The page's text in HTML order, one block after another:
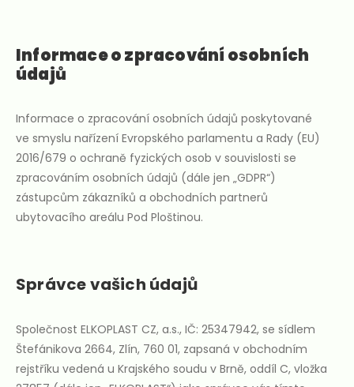
Informace o zpracování osobních
údajů
Informace o zpracování osobních údajů poskytované
ve smyslu nařízení Evropského parlamentu a Rady (EU)
2016/679 o ochraně fyzických osob v souvislosti se
zpracováním osobních údajů (dále jen „GDPR“)
zástupcům zákazníků a obchodních partnerů
ubytovacího areálu Pod Ploštinou.
Správce vašich údajů
Společnost ELKOPLAST CZ, a.s., IČ: 25347942, se sídlem
Štefánikova 2664, Zlín, 760 01, zapsaná v obchodním
rejstříku vedená u Krajského soudu v Brně, oddíl C, vložka